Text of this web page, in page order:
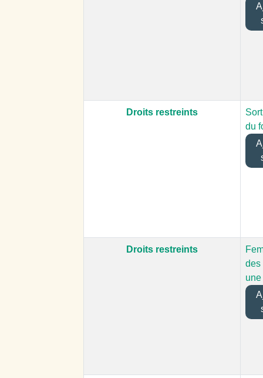
Droits restreints
du
Droits restreints
des